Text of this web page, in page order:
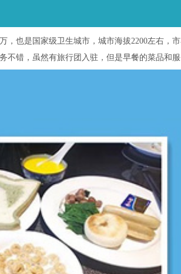
，也是国家级卫生城市，城市海拔2200左右，
不错，虽然有旅行团入驻，但是早餐的菜品和